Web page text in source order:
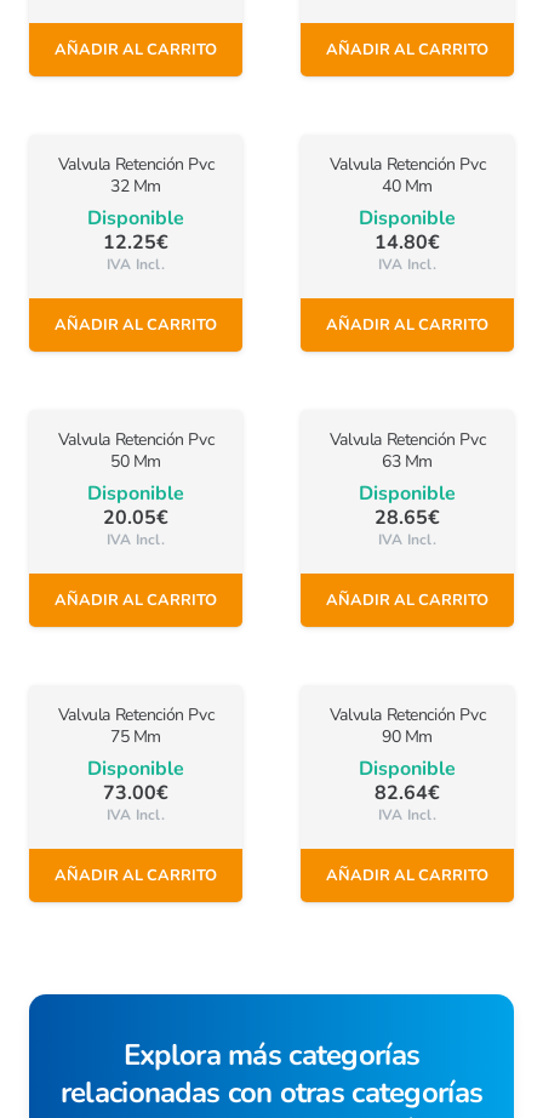
AÑADIR AL CARRITO AÑADIR AL CARRITO
Valvula Retención Pvc
32 Mm
Disponible
12.25€
IVA Incl.
AÑADIR AL CARRITO
Valvula Retención Pvc
40 Mm
Disponible
14.80€
IVA Incl.
AÑADIR AL CARRITO
Valvula Retención Pvc
50 Mm
Disponible
20.05€
IVA Incl.
AÑADIR AL CARRITO
Valvula Retención Pvc
63 Mm
Disponible
28.65€
IVA Incl.
AÑADIR AL CARRITO
Valvula Retención Pvc
75 Mm
Disponible
73.00€
IVA Incl.
AÑADIR AL CARRITO
Valvula Retención Pvc
90 Mm
Disponible
82.64€
IVA Incl.
AÑADIR AL CARRITO
Explora más categorías
relacionadas con otras categorías